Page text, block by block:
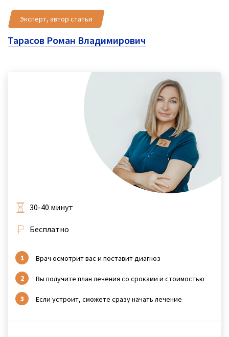
Эксперт, автор статьи
Тарасов Роман Владимирович
30-40 минут
Бесплатно
Врач осмотрит вас и поставит диагноз
Вы получите план лечения со сроками и стоимостью
Если устроит, сможете сразу начать лечение